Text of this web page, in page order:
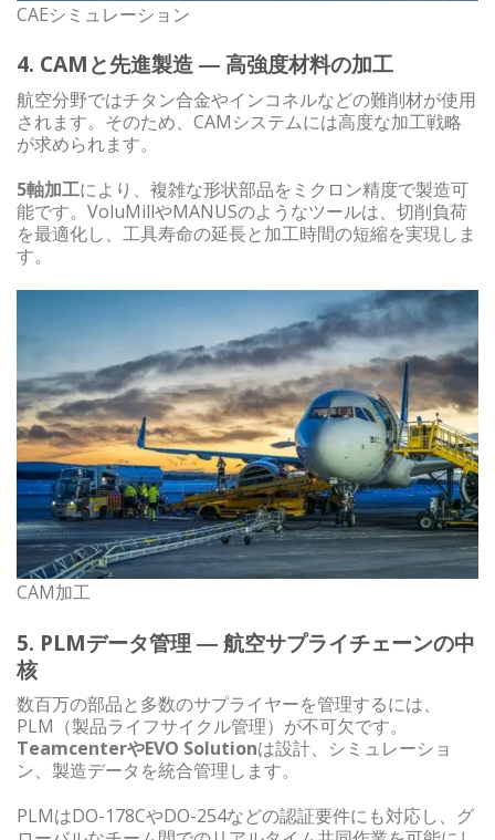
CAEシミュレーション
4. CAMと先進製造 ― 高強度材料の加工
航空分野ではチタン合金やインコネルなどの難削材が使用
されます。そのため、CAMシステムには高度な加工戦略
が求められます。
5軸加工により、複雑な形状部品をミクロン精度で製造可
能です。VoluMillやMANUSのようなツールは、切削負荷
を最適化し、工具寿命の延長と加工時間の短縮を実現しま
す。
CAM加工
5. PLMデータ管理 ― 航空サプライチェーンの中
核
数百万の部品と多数のサプライヤーを管理するには、
PLM（製品ライフサイクル管理）が不可欠です。
TeamcenterやEVO Solutionは設計、シミュレーショ
ン、製造データを統合管理します。
PLMはDO-178CやDO-254などの認証要件にも対応し、グ